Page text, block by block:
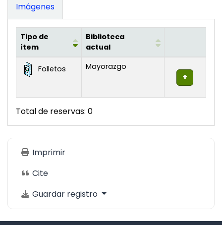
Imágenes
Existencias
Tipo de
ítem
Biblioteca
actual
Folletos Mayorazgo
Total de reservas: 0
Imprimir
Cite
Guardar registro